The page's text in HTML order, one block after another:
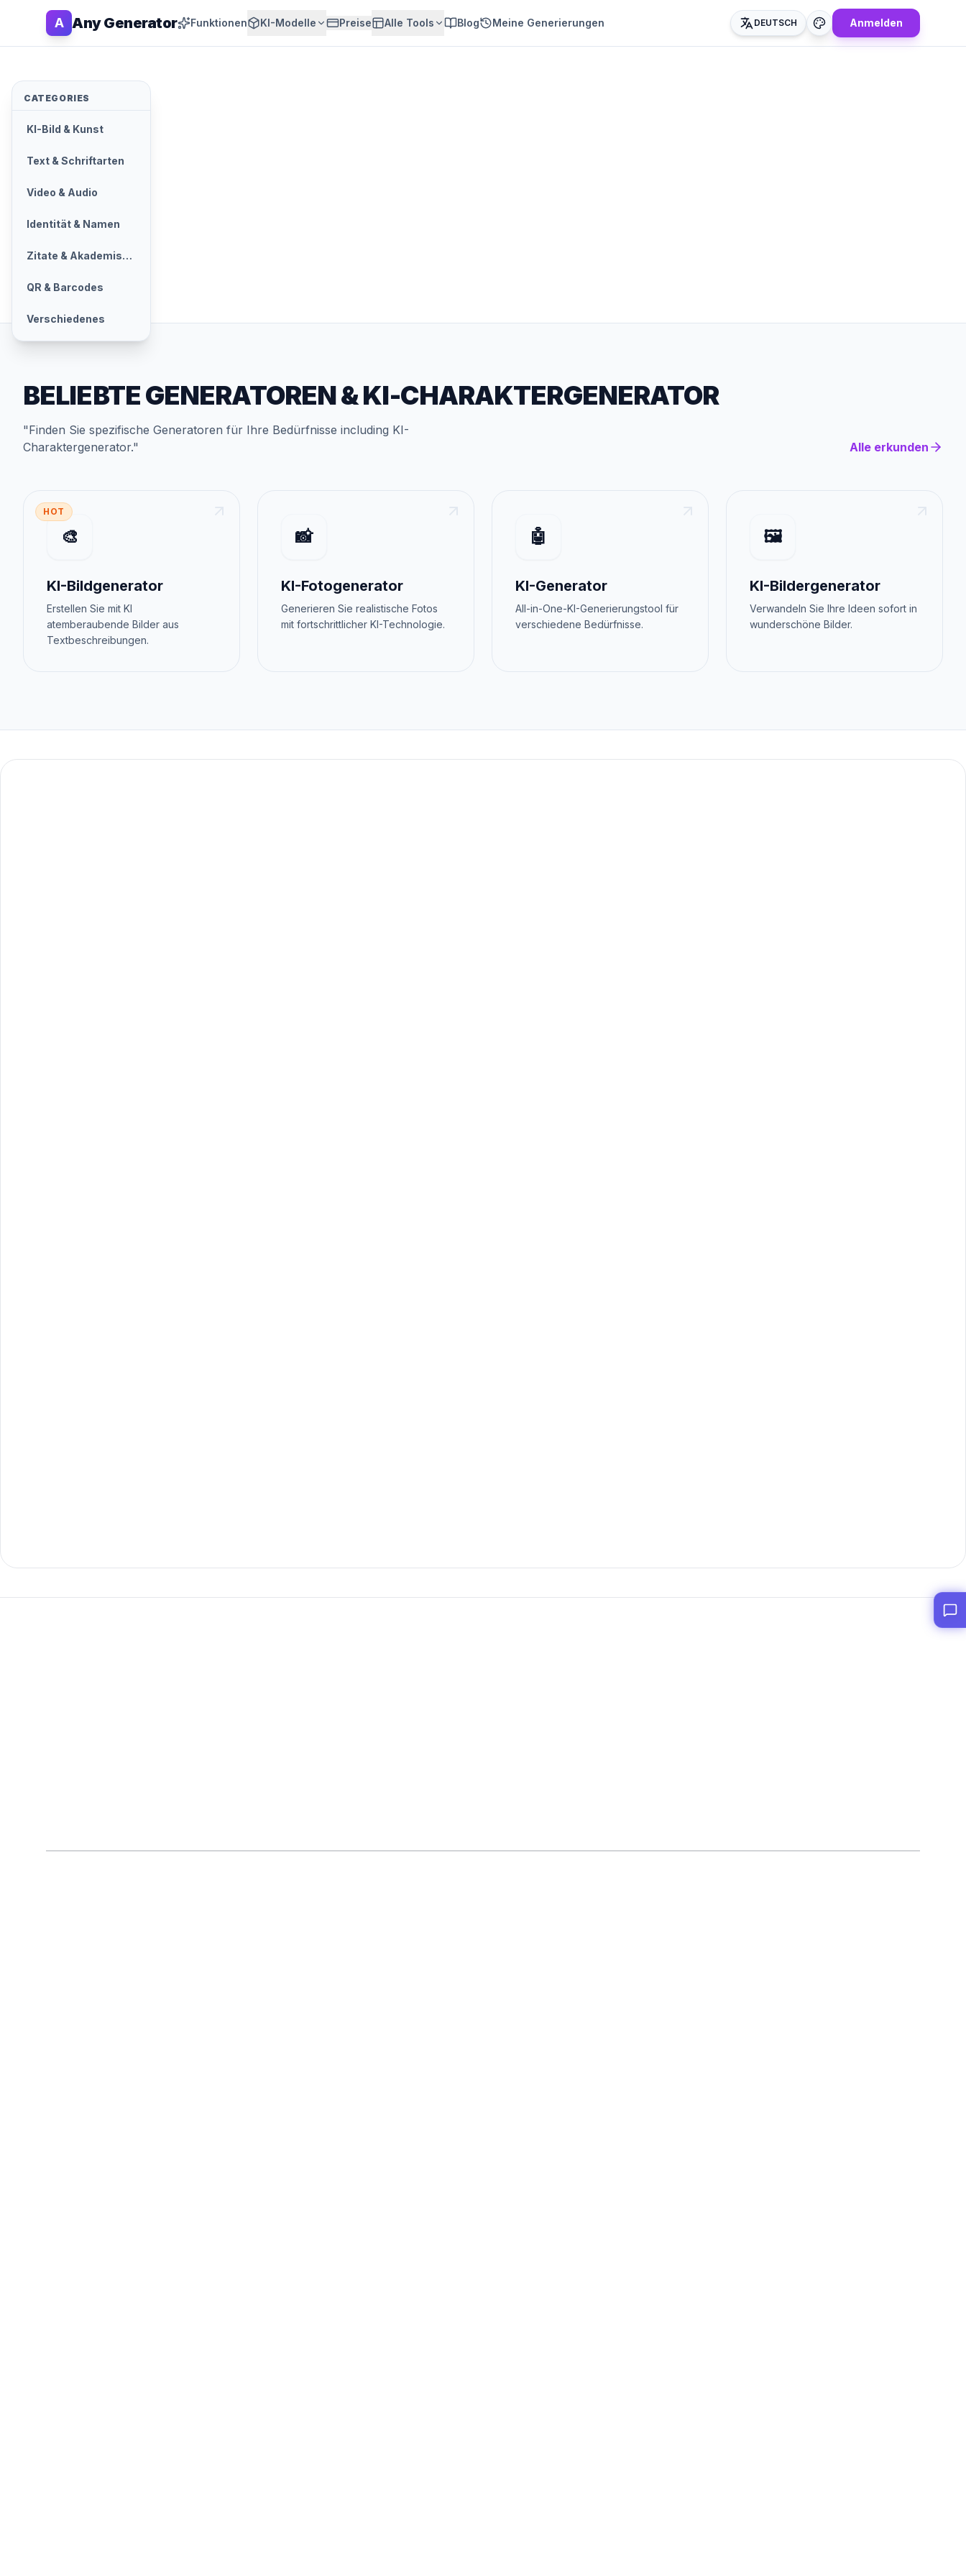
A Any Generator Funktionen KI-Modelle Preise Alle Tools Blog Meine Generierungen DEUTSCH Anmelden
BELIEBTE GENERATOREN&KI-CHARAKTERGENERATOR
"Finden Sie spezifische Generatoren für Ihre Bedürfnisse including KI-
Charaktergenerator." Alle erkunden
HOT
🎨
KI-Bildgenerator
Erstellen Sie mit KI
atemberaubende Bilder aus
Textbeschreibungen.
📸
KI-Fotogenerator
Generieren Sie realistische Fotos
mit fortschrittlicher KI-Technologie.
🤖
KI-Generator
All-in-One-KI-Generierungstool für
verschiedene Bedürfnisse.
🖼️
KI-Bildergenerator
Verwandeln Sie Ihre Ideen sofort in
wunderschöne Bilder.
CATEGORIES
KI-Bild & Kunst
Text & Schriftarten
Video & Audio
Identität & Namen
Zitate & Akademisch
QR & Barcodes
Verschiedenes